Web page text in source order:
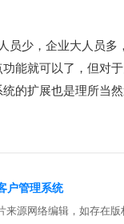
员少，企业大人员
能就可以了，但对
的扩展也是理所当然
户管理系统
源网络编辑，如存在